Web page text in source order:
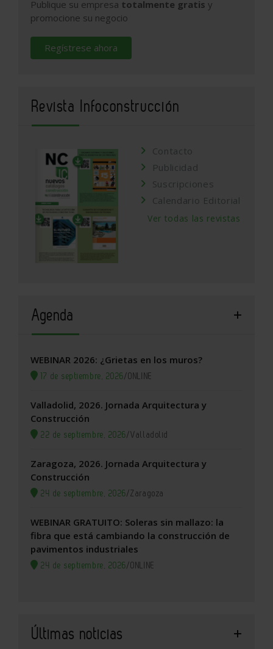
Publique su empresa totalmente gratis y
promocione su negocio
Regístrese ahora
Revista Infoconstrucción
Contacto
Publicidad
Suscripciones
Calendario Editorial
Ver todas las revistas
Agenda
WEBINAR 2026: ¿Grietas en los muros?
17 de septiembre, 2026/ONLINE
Valladolid, 2026. Jornada Arquitectura y
Construcción
22 de septiembre, 2026/Valladolid
Zaragoza, 2026. Jornada Arquitectura y
Construcción
24 de septiembre, 2026/Zaragoza
WEBINAR GRATUITO: Soleras sin mallazo: la
fibra que está cambiando la construcción de
pavimentos industriales
24 de septiembre, 2026/ONLINE
Últimas noticias